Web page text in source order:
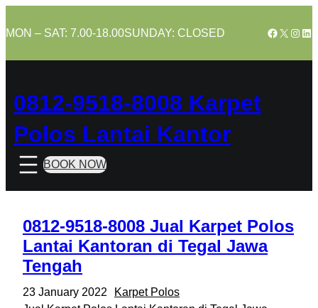
to
MON – SAT: 7.00-18.00SUNDAY: CLOSED Facebook
X
0812-9518-8008 Karpet
Polos Lantai Kantor
BOOK NOW
0812-9518-8008 Jual Karpet Polos
Lantai Kantoran di Tegal Jawa
Tengah
23 January 2022
Karpet Polos